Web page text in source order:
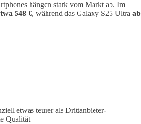
hängen stark vom Markt ab. Im
548 €, während das Galaxy S25 Ultra ab
etwas teurer als Drittanbieter-
Qualität.